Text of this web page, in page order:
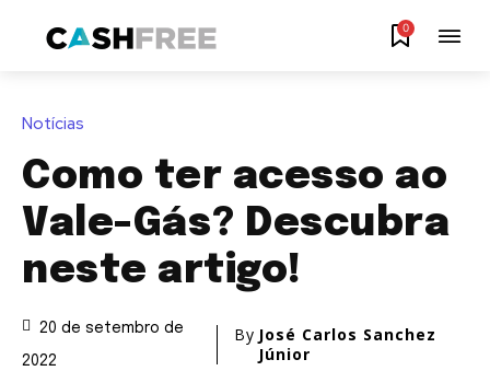
0
Notícias
Como ter acesso ao
Vale-Gás? Descubra
neste artigo!
20 de setembro de
2022
By José Carlos Sanchez
Júnior